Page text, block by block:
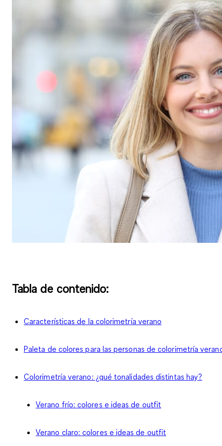
Tabla de contenido:
Características de la colorimetría verano
Paleta de colores para las personas de colorimetría
Colorimetría verano: ¿qué tonalidades distintas hay?
Verano frío: colores e ideas de outfit
Verano claro: colores e ideas de outfit